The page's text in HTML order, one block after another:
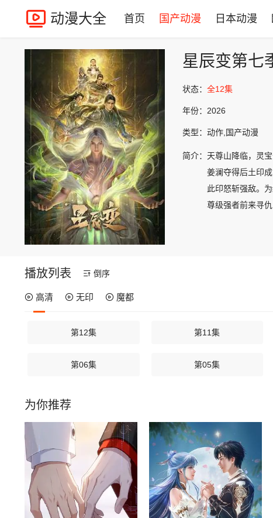
动漫大全 首页 国产动漫 日本动漫
星辰变第七
状态： 全12集
年份： 2026
类型： 动作,国产动漫
简介： 天尊山降临，灵
姜澜夺得后土印
此印怒斩强敌。
尊级强者前来寻
播放列表 倒序
高清 无印 魔都
第12集 第11集
第06集 第05集
为你推荐